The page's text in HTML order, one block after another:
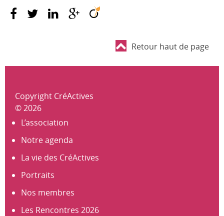
Retour haut de page
Copyright CréActives
© 2026
L’association
Notre agenda
La vie des CréActives
Portraits
Nos membres
Les Rencontres 2026